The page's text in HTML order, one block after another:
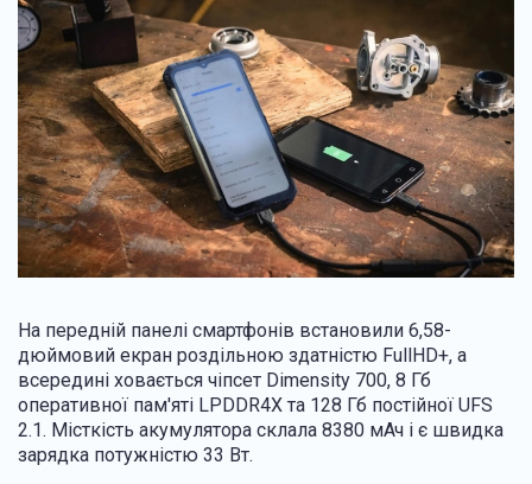
На передній панелі смартфонів встановили 6,58-
дюймовий екран роздільною здатністю FullHD+, а
всередині ховається чіпсет Dimensity 700, 8 Гб
оперативної пам'яті LPDDR4X та 128 Гб постійної UFS
2.1. Місткість акумулятора склала 8380 мАч і є швидка
зарядка потужністю 33 Вт.